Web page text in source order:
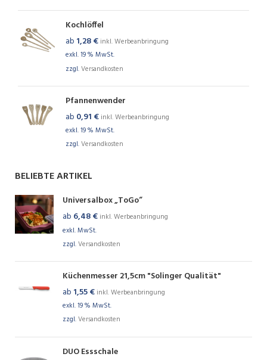
Kochlöffel
ab 1,28€ inkl. Werbeanbringung
exkl. 19 % MwSt.
zzgl.Versandkosten
Pfannenwender
ab 0,91 € inkl. Werbeanbringung
exkl. 19 % MwSt.
zzgl.Versandkosten
BELIEBTE ARTIKEL
Universalbox „ToGo“
ab 6,48€ inkl. Werbeanbringung
exkl. MwSt.
zzgl.Versandkosten
Küchenmesser 21,5cm "Solinger Qualität"
ab 1,55€ inkl. Werbeanbringung
exkl. 19 % MwSt.
zzgl.Versandkosten
DUO Essschale